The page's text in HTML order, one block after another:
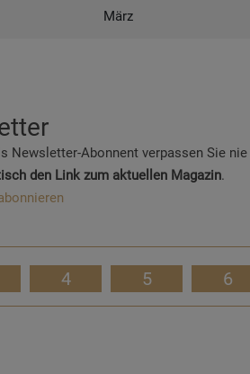
März
Newsletter-Abonnent verpassen Sie
den Link zum aktuellen Magazin.
4 5 6